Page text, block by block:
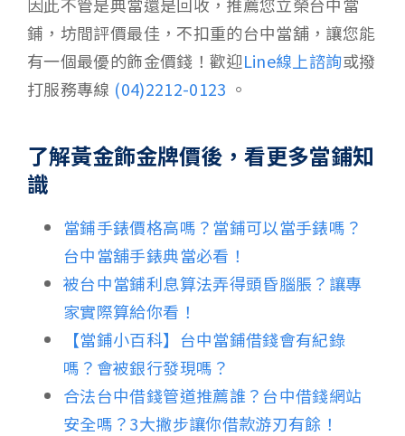
鋪，坊間評價最佳，不扣重的台中當舖，讓您能
有一個最優的飾金價錢！歡迎Line線上諮詢或撥
打服務專線 (04)2212-0123 。
了解黃金飾金牌價後，看更多當鋪知
識
當鋪手錶價格高嗎？當鋪可以當手錶嗎？
台中當舖手錶典當必看！
被台中當鋪利息算法弄得頭昏腦脹？讓專
家實際算給你看！
【當鋪小百科】台中當鋪借錢會有紀錄
嗎？會被銀行發現嗎？
合法台中借錢管道推薦誰？台中借錢網站
安全嗎？3大撇步讓你借款游刃有餘！